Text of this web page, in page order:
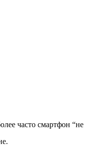
часто смартфон